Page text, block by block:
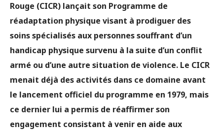
Rouge (CICR) lançait son Programme de
réadaptation physique visant à prodiguer des
soins spécialisés aux personnes souffrant d’un
handicap physique survenu à la suite d’un conflit
armé ou d’une autre situation de violence. Le CICR
menait déjà des activités dans ce domaine avant
le lancement officiel du programme en 1979, mais
ce dernier lui a permis de réaffirmer son
engagement consistant à venir en aide aux